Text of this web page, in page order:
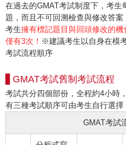
在過去的GMAT考試制度下，考生
題，而且不可回溯檢查與修改答案
考生擁有標記題目與回頭修改的
僅有3次！ ※建議考生以自身在模
考試流程順序
▋GMAT考試舊制考試流程
考試共分四個部份，全程約4小時
有三種考試順序可由考生自行選擇
GMAT考試